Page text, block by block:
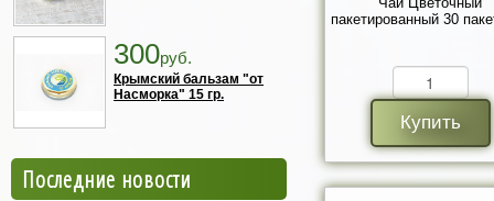
300руб.
Крымский бальзам "от
Насморка" 15 гр.
Последние новости
пакетированный 30
Купить